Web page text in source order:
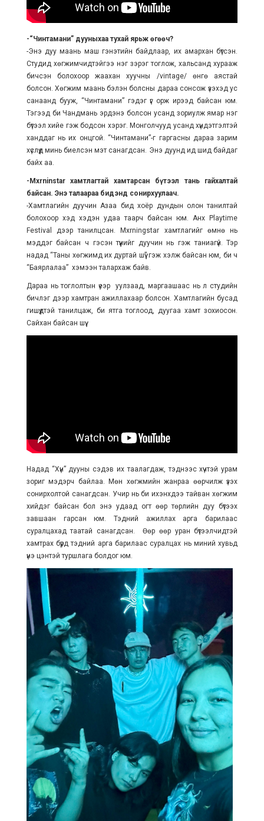
-“Чинтамани” дууныхаа тухай ярьж өгөөч?
-Энэ дуу маань маш гэнэтийн байдлаар, их амархан бүтсэн.
Студид хөгжимчидтэйгээ нэг зэрэг тоглож, хальсанд хурааж
бичсэн болохоор жаахан хуучны /vintage/ өнгө аястай
болсон. Хөгжим маань бэлэн болсны дараа сонсож үзэхэд ус
санаанд бууж, “Чинтамани” гэдэг үг орж ирээд байсан юм.
Тэгээд би Чандмань эрдэнэ болсон усанд зориулж ямар нэг
бүтээл хийе гэж бодсон хэрэг. Монголчууд усанд хүндэтгэлтэй
ханддаг нь их онцгой. “Чинтамани”-г гаргасны дараа зарим
хүслүүд минь биелсэн мэт санагдсан. Энэ дуунд ид шид байдаг
байх аа.
-Mxrninstar хамтлагтай хамтарсан бүтээл тань гайхалтай
байсан. Энэ талаараа бидэнд сонирхуулаач.
-Хамтлагийн дуучин Азаа бид хоёр дундын олон танилтай
болохоор хэд хэдэн удаа таарч байсан юм. Анх Playtime
Festival дээр танилцсан. Mxrningstar хамтлагийг өмнө нь
мэддэг байсан ч гэсэн түүнийг дуучин нь гэж таниагүй. Тэр
надад “Таны хөгжимд их дуртай шүү” гэж хэлж байсан юм, би ч
“Баярлалаа” хэмээн талархаж байв.
Дараа нь тоглолтын үеэр уулзаад, маргаашаас нь л студийн
бичлэг дээр хамтран ажиллахаар болсон. Хамтлагийн бусад
гишүүдтэй танилцаж, би ятга тоглоод, дуугаа хамт зохиосон.
Сайхан байсан шүү.
Надад “Хүн” дууны сэдэв их таалагдаж, тэднээс хүчтэй урам
зориг мэдэрч байлаа. Мөн хөгжмийн жанраа өөрчилж үзэх
сонирхолтой санагдсан. Учир нь би ихэнхдээ тайван хөгжим
хийдэг байсан бол энэ удаад огт өөр төрлийн дуу бүтээх
завшаан гарсан юм. Тэдний ажиллах арга барилаас
суралцахад таатай санагдсан. Өөр өөр уран бүтээлчидтэй
хамтрах бүрд тэдний арга барилаас суралцах нь миний хувьд
үнэ цэнтэй туршлага болдог юм.